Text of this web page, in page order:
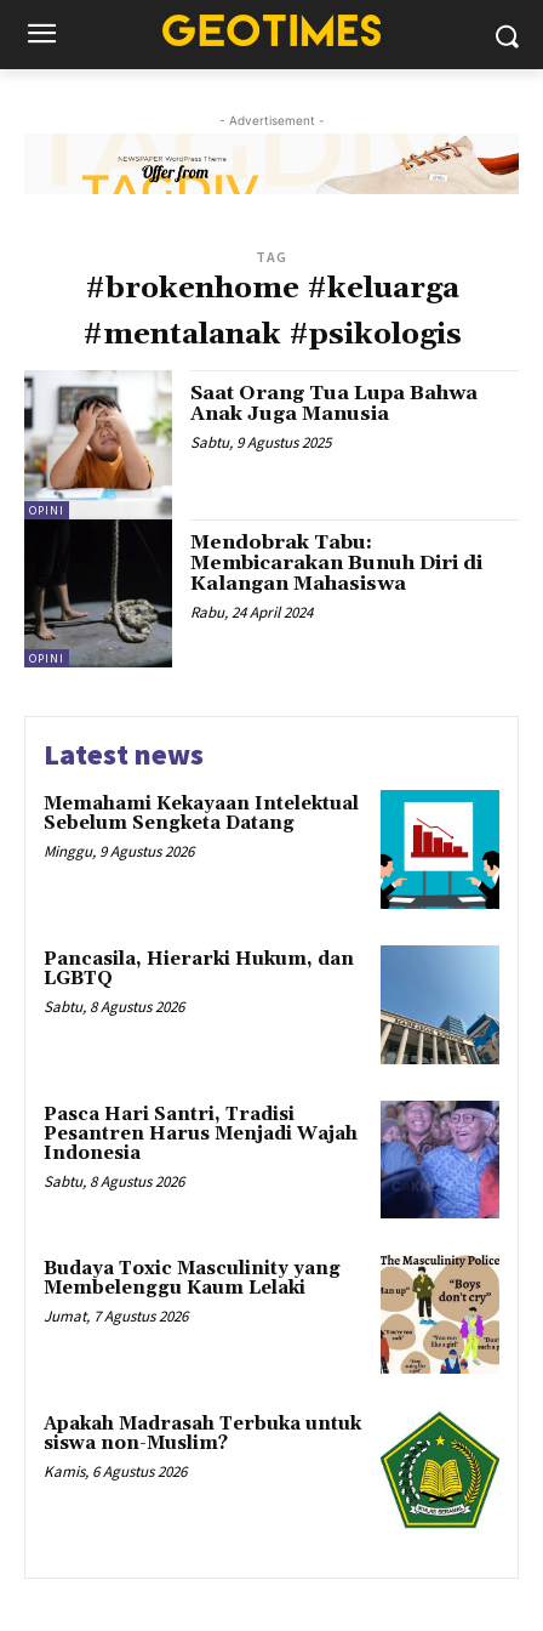
- Advertisement -
TAG
#brokenhome #keluarga
#mentalanak #psikologis
OPINI
Saat Orang Tua Lupa Bahwa
Anak Juga Manusia
Sabtu, 9 Agustus 2025
OPINI
Mendobrak Tabu:
Membicarakan Bunuh Diri di
Kalangan Mahasiswa
Rabu, 24 April 2024
Latest news
Memahami Kekayaan Intelektual
Sebelum Sengketa Datang
Minggu, 9 Agustus 2026
Pancasila, Hierarki Hukum, dan
LGBTQ
Sabtu, 8 Agustus 2026
Pasca Hari Santri, Tradisi
Pesantren Harus Menjadi Wajah
Indonesia
Sabtu, 8 Agustus 2026
Budaya Toxic Masculinity yang
Membelenggu Kaum Lelaki
Jumat, 7 Agustus 2026
Apakah Madrasah Terbuka untuk
siswa non-Muslim?
Kamis, 6 Agustus 2026